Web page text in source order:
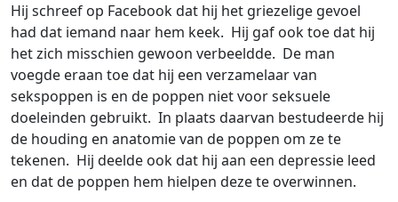
Hij schreef op Facebook dat hij het griezelige gevoel
had dat iemand naar hem keek. Hij gaf ook toe dat hij
het zich misschien gewoon verbeeldde. De man
voegde eraan toe dat hij een verzamelaar van
sekspoppen is en de poppen niet voor seksuele
doeleinden gebruikt. In plaats daarvan bestudeerde hij
de houding en anatomie van de poppen om ze te
tekenen. Hij deelde ook dat hij aan een depressie leed
en dat de poppen hem hielpen deze te overwinnen.